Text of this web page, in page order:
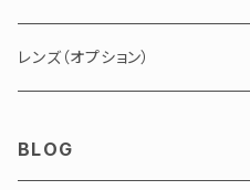
バッファローホーン
レンズ（オプション）
BLOG